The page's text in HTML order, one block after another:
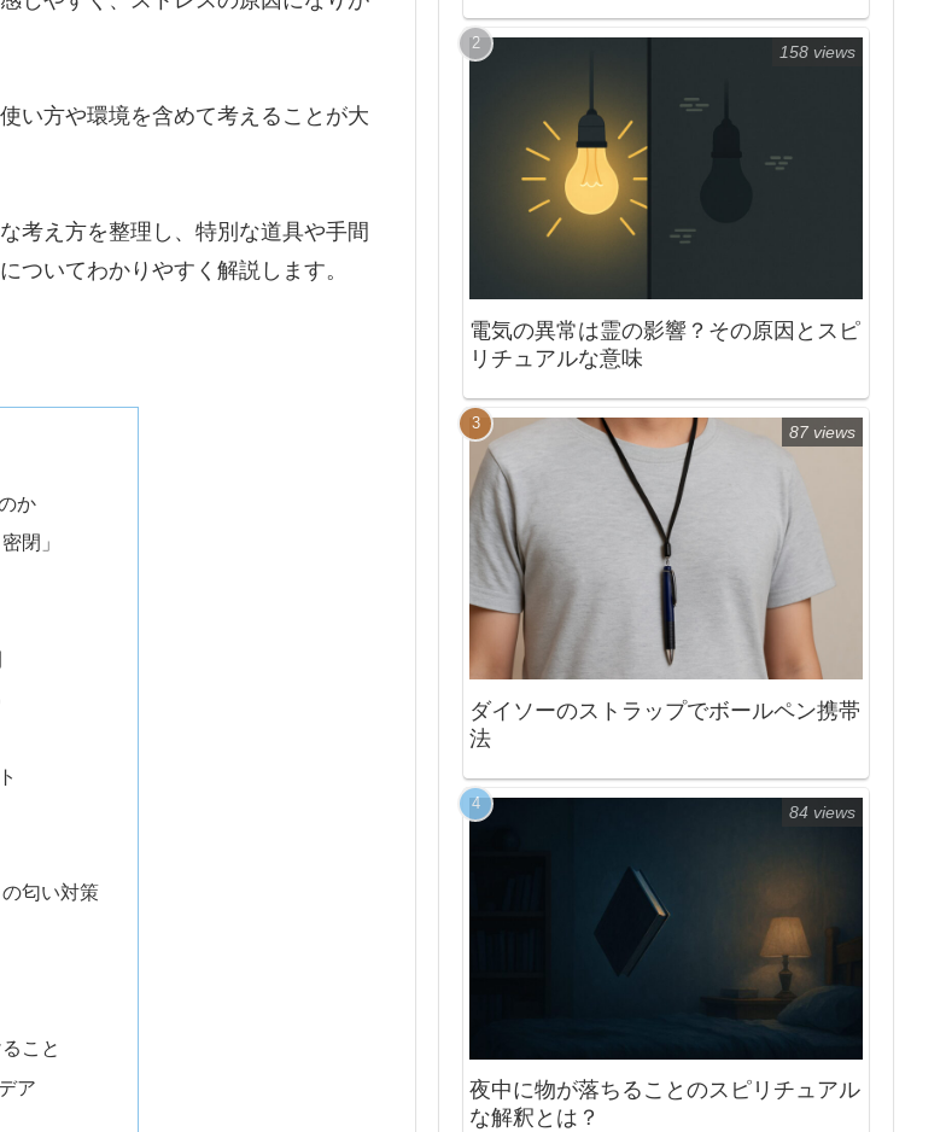
い方や環境を含めて考えることが大
考え方を整理し、特別な道具や手間
ついてわかりやすく解説します。
か
閉」
匂い対策
こと
ア
電気の異常は霊の影響？その原因とスピ
リチュアルな意味
158 views
ダイソーのストラップでボールペン携帯
法
87 views
夜中に物が落ちることのスピリチュアル
な解釈とは？
84 views